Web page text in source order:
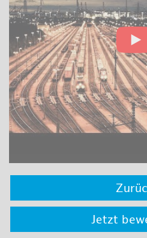
Jetzt